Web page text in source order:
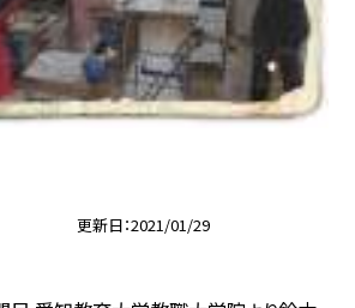
更新日 2021/01/29